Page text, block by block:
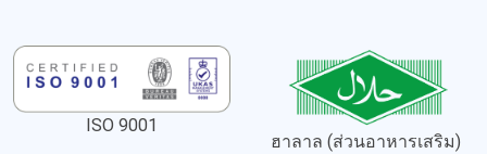
ISO 9001
ฮาลาล (ส่วนอาหารเสริม)